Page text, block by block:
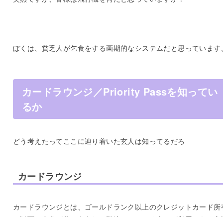
ぼくは、貧乏人が乞食をする画期的なシステムだと思っています
カードラウンジ／Priority Passを知ってい
るか
どう考えたってここに辿り着いた玄人は知ってるだろ
カードラウンジ
カードラウンジとは、ゴールドランク以上のクレジットカード所